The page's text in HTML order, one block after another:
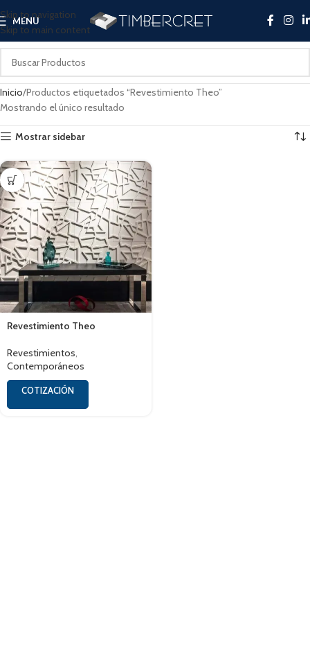
Skip to navigation
Skip to main content
MENU
Inicio Productos etiquetados “Revestimiento Theo”
Mostrando el único resultado
Mostrar sidebar
Revestimiento Theo
Revestimientos,
Contemporáneos
COTIZACIÓN